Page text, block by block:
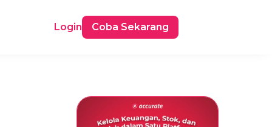
Login Coba Sekarang